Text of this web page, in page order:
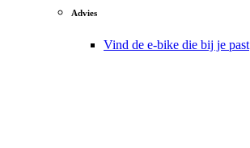
Advies
Vind de e-bike die bij je past